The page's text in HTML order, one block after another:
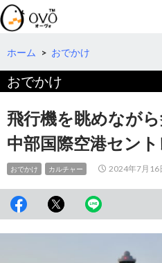
検
索
コ
テ
ツ
へ
移
動
ホーム > おでかけ
おでかけ
飛行機を眺めなが
中部国際空港セン
おでかけ カルチャー 2024年7月16